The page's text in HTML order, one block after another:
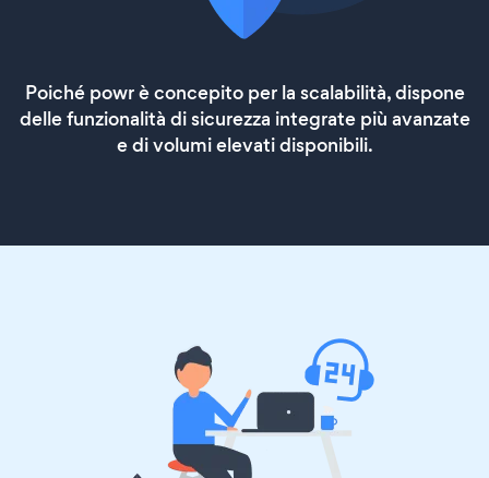
Poiché powr è concepito per la scalabilità, dispone
delle funzionalità di sicurezza integrate più avanzate
e di volumi elevati disponibili.